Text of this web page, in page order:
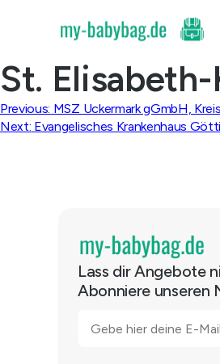
St.
Previous: MSZ Uckermark gGmbH,
Next: Evangelisches Krankenhaus
Lass dir Angebote
Abonniere unseren